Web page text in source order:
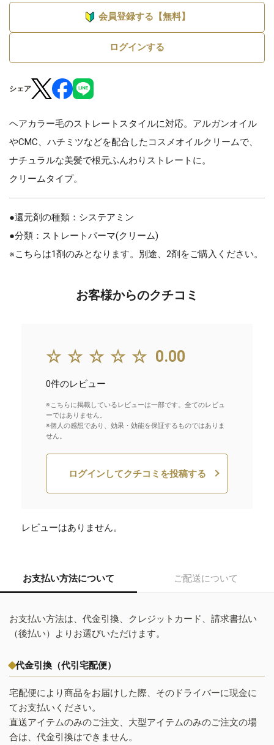
会員登録する【無料】
ログインする
シェア
ヘアカラー毛のストレートスタイルに対応。アルガンオイル
やCMC、ハチミツなどを配合したコスメオイルクリームで、
ナチュラルな美髪で根元ふんわりストレートに。
クリームタイプ。
●還元剤の種類：システアミン
●分類：ストレートパーマ(クリーム)
※こちらは1剤のみとなります。別途、2剤をご購入ください。
お客様からのクチコミ
☆☆☆☆☆ 0.00
0件のレビュー
※こちらに掲載しているレビューは一部です。全てのレビュ
ーではありません。
※個人の感想であり、効果・効能を保証するものではありま
せん。
ログインしてクチコミを投稿する
レビューはありません。
お支払い方法について ご配送について
お支払い方法は、代金引換、クレジットカード、請求書払い
（後払い）よりお選びいただけます。
代金引換（代引宅配便）
宅配便により商品をお届けした際、そのドライバーに現金に
てお支払いください。
直送アイテムのみのご注文、大型アイテムのみのご注文の場
合は、代金引換はできません。